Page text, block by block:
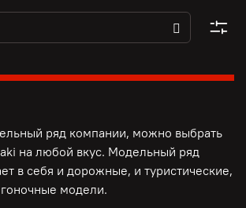
ряд компании, можно выбрать
на любой вкус. Модельный ряд
в себя и дорожные, и туристические,
модели.